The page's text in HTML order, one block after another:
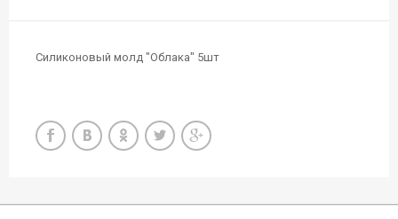
Силиконовый молд "Облака" 5шт